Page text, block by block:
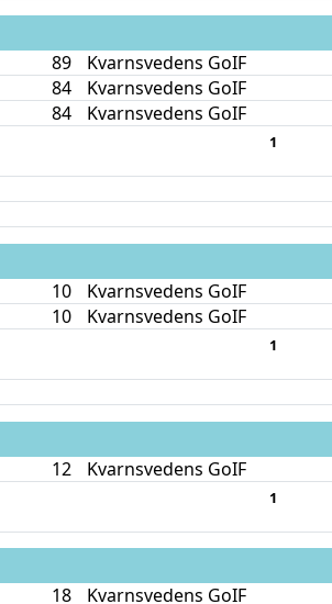
89 Kvarnsvedens GoIF
84 Kvarnsvedens GoIF
84 Kvarnsvedens GoIF
1
10 Kvarnsvedens GoIF
10 Kvarnsvedens GoIF
1
12 Kvarnsvedens GoIF
1
18 Kvarnsvedens GoIF